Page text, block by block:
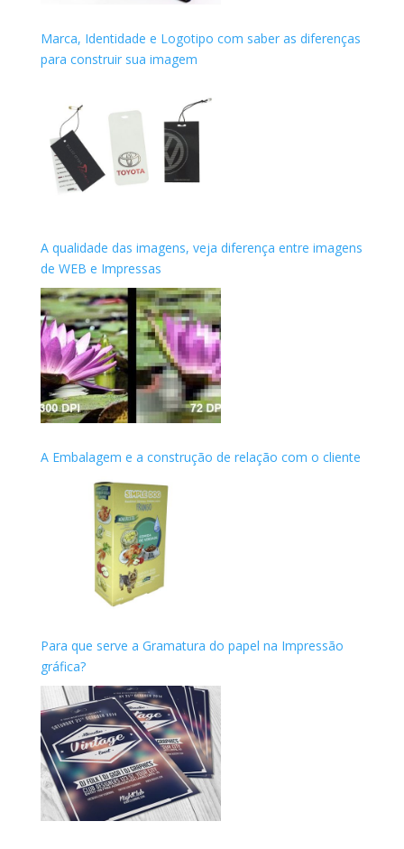
Marca, Identidade e Logotipo com saber as diferenças
para construir sua imagem
A qualidade das imagens, veja diferença entre imagens
de WEB e Impressas
A Embalagem e a construção de relação com o cliente
Para que serve a Gramatura do papel na Impressão
gráfica?